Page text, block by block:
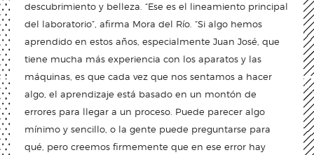
descubrimiento y belleza. “Ese es el lineamiento principal
del laboratorio”, afirma Mora del Río. “Si algo hemos
aprendido en estos años, especialmente Juan José, que
tiene mucha más experiencia con los aparatos y las
máquinas, es que cada vez que nos sentamos a hacer
algo, el aprendizaje está basado en un montón de
errores para llegar a un proceso. Puede parecer algo
mínimo y sencillo, o la gente puede preguntarse para
qué, pero creemos firmemente que en ese error hay